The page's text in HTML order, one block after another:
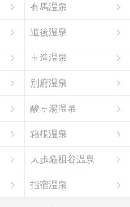
有馬温泉
道後温泉
玉造温泉
別府温泉
酸ヶ湯温泉
箱根温泉
大歩危祖谷温泉
指宿温泉